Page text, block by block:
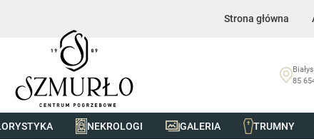
Strona główna
85
NEKROLOGI GALERIA TRUMNY